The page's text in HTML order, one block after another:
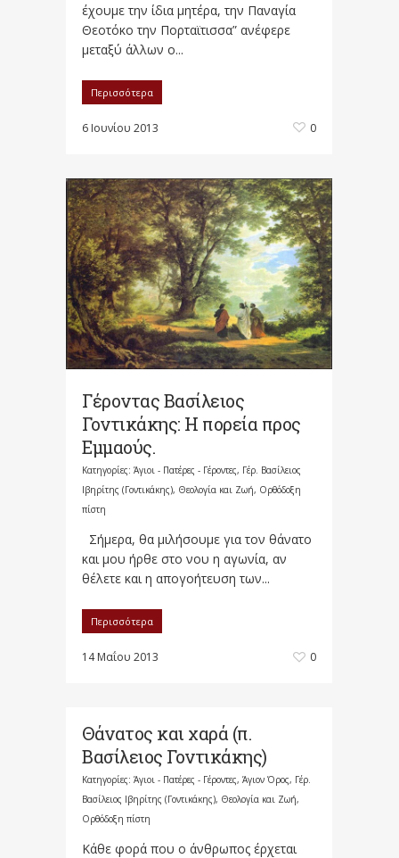
έχουμε την ίδια μητέρα, την Παναγία
Θεοτόκο την Πορταϊτισσα” ανέφερε
μεταξύ άλλων ο...
Περισσότερα
6 Ιουνίου 2013 0
Γέροντας Βασίλειος
Γοντικάκης: Η πορεία προς
Εμμαούς.
Κατηγορίες: Άγιοι - Πατέρες - Γέροντες, Γέρ. Βασίλειος
Ιβηρίτης (Γοντικάκης), Θεολογία και Ζωή, Ορθόδοξη
πίστη
Σήμερα, θα μιλήσουμε για τον θάνατο
και μου ήρθε στο νου η αγωνία, αν
θέλετε και η απογοήτευση των...
Περισσότερα
14 Μαΐου 2013 0
Θάνατος και χαρά (π.
Βασίλειος Γοντικάκης)
Κατηγορίες: Άγιοι - Πατέρες - Γέροντες, Άγιον Όρος, Γέρ.
Βασίλειος Ιβηρίτης (Γοντικάκης), Θεολογία και Ζωή,
Ορθόδοξη πίστη
Κάθε φορά που ο άνθρωπος έρχεται